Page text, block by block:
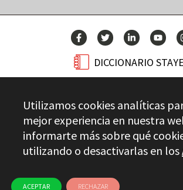
DICCIONARIO
CONTACTO
Stayer.es © 2026
PRIVACIDAD
CANAL ÉTICO
Utilizamos cookies analíticas
mejor experiencia en nuestra
informarte más sobre qué
utilizando o desactivarlas en los
ACEPTAR RECHAZAR